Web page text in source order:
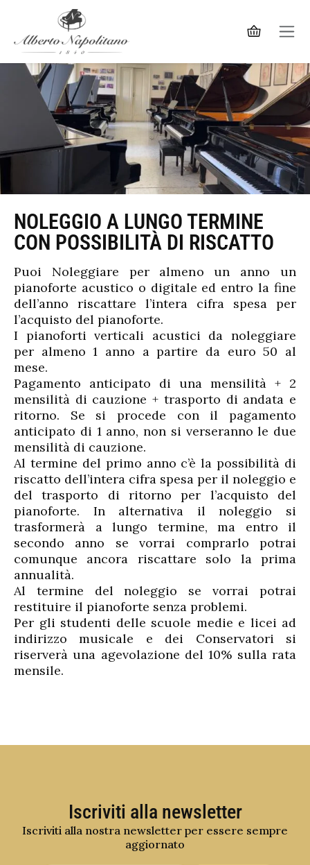
NOLEGGIO A LUNGO TERMINE
CON POSSIBILITÀ DI RISCATTO
Puoi Noleggiare per almeno un anno un
pianoforte acustico o digitale ed entro la fine
dell’anno riscattare l’intera cifra spesa per
l’acquisto del pianoforte.
I pianoforti verticali acustici da noleggiare
per almeno 1 anno a partire da euro 50 al
mese.
Pagamento anticipato di una mensilità + 2
mensilità di cauzione + trasporto di andata e
ritorno. Se si procede con il pagamento
anticipato di 1 anno, non si verseranno le due
mensilità di cauzione.
Al termine del primo anno c’è la possibilità di
riscatto dell’intera cifra spesa per il noleggio e
del trasporto di ritorno per l’acquisto del
pianoforte. In alternativa il noleggio si
trasformerà a lungo termine, ma entro il
secondo anno se vorrai comprarlo potrai
comunque ancora riscattare solo la prima
annualità.
Al termine del noleggio se vorrai potrai
restituire il pianoforte senza problemi.
Per gli studenti delle scuole medie e licei ad
indirizzo musicale e dei Conservatori si
riserverà una agevolazione del 10% sulla rata
mensile.
Iscriviti alla newsletter
Iscriviti alla nostra newsletter per essere sempre
aggiornato